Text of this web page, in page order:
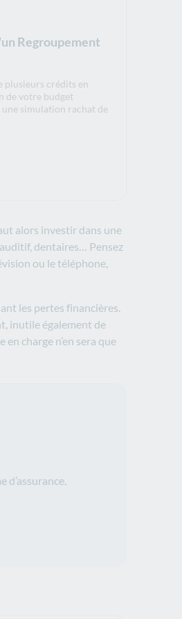
Regroupement
plusieurs crédits en
de votre budget
simulation rachat de
alors investir dans une
dentaires… Pensez
ou le téléphone,
les pertes financières.
inutile également de
charge n’en sera que
d’assurance.